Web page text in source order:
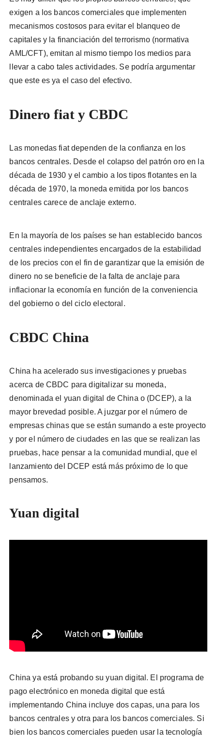
exigen a los bancos comerciales que implementen
mecanismos costosos para evitar el blanqueo de
capitales y la financiación del terrorismo (normativa
AML/CFT), emitan al mismo tiempo los medios para
llevar a cabo tales actividades. Se podría argumentar
que este es ya el caso del efectivo.
Dinero fiat y CBDC
Las monedas fiat dependen de la confianza en los
bancos centrales. Desde el colapso del patrón oro en la
década de 1930 y el cambio a los tipos flotantes en la
década de 1970, la moneda emitida por los bancos
centrales carece de anclaje externo.
En la mayoría de los países se han establecido bancos
centrales independientes encargados de la estabilidad
de los precios con el fin de garantizar que la emisión de
dinero no se beneficie de la falta de anclaje para
inflacionar la economía en función de la conveniencia
del gobierno o del ciclo electoral.
CBDC China
China ha acelerado sus investigaciones y pruebas
acerca de CBDC para digitalizar su moneda,
denominada el yuan digital de China o (DCEP), a la
mayor brevedad posible. A juzgar por el número de
empresas chinas que se están sumando a este proyecto
y por el número de ciudades en las que se realizan las
pruebas, hace pensar a la comunidad mundial, que el
lanzamiento del DCEP está más próximo de lo que
pensamos.
Yuan digital
China ya está probando su yuan digital. El programa de
pago electrónico en moneda digital que está
implementando China incluye dos capas, una para los
bancos centrales y otra para los bancos comerciales. Si
bien los bancos comerciales pueden usar la tecnología